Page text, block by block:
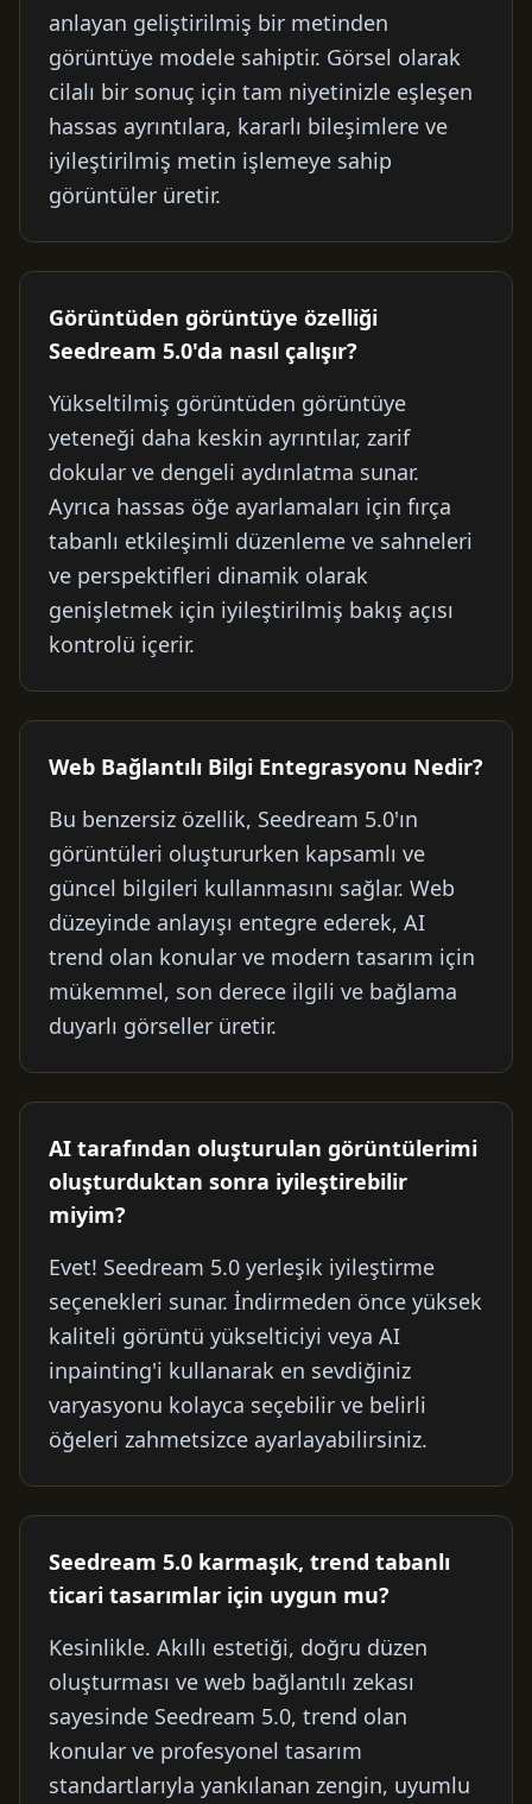
anlayan geliştirilmiş bir metinden
görüntüye modele sahiptir. Görsel olarak
cilalı bir sonuç için tam niyetinizle eşleşen
hassas ayrıntılara, kararlı bileşimlere ve
iyileştirilmiş metin işlemeye sahip
görüntüler üretir.
Görüntüden görüntüye özelliği
Seedream 5.0'da nasıl çalışır?
Yükseltilmiş görüntüden görüntüye
yeteneği daha keskin ayrıntılar, zarif
dokular ve dengeli aydınlatma sunar.
Ayrıca hassas öğe ayarlamaları için fırça
tabanlı etkileşimli düzenleme ve sahneleri
ve perspektifleri dinamik olarak
genişletmek için iyileştirilmiş bakış açısı
kontrolü içerir.
Web Bağlantılı Bilgi Entegrasyonu Nedir?
Bu benzersiz özellik, Seedream 5.0'ın
görüntüleri oluştururken kapsamlı ve
güncel bilgileri kullanmasını sağlar. Web
düzeyinde anlayışı entegre ederek, AI
trend olan konular ve modern tasarım için
mükemmel, son derece ilgili ve bağlama
duyarlı görseller üretir.
AI tarafından oluşturulan görüntülerimi
oluşturduktan sonra iyileştirebilir
miyim?
Evet! Seedream 5.0 yerleşik iyileştirme
seçenekleri sunar. İndirmeden önce yüksek
kaliteli görüntü yükselticiyi veya AI
inpainting'i kullanarak en sevdiğiniz
varyasyonu kolayca seçebilir ve belirli
öğeleri zahmetsizce ayarlayabilirsiniz.
Seedream 5.0 karmaşık, trend tabanlı
ticari tasarımlar için uygun mu?
Kesinlikle. Akıllı estetiği, doğru düzen
oluşturması ve web bağlantılı zekası
sayesinde Seedream 5.0, trend olan
konular ve profesyonel tasarım
standartlarıyla yankılanan zengin, uyumlu